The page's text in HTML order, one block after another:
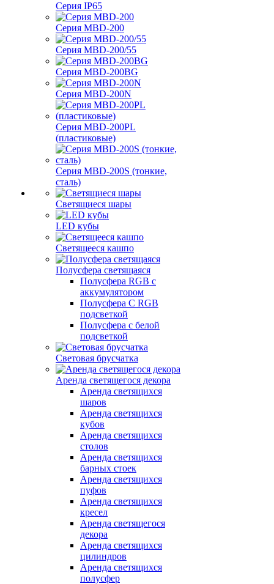
Серия IP65
Серия MBD-200
Серия MBD-200/55
Серия MBD-200BG
Серия MBD-200N
Серия MBD-200PL
(пластиковые)
Серия MBD-200S (тонкие,
сталь)
Светящиеся шары
LED кубы
Светящееся кашпо
Полусфера светящаяся
Полусфера RGB с
аккумулятором
Полусфера С RGB
подсветкой
Полусфера с белой
подсветкой
Световая брусчатка
Аренда светящегося декора
Аренда светящихся
шаров
Аренда светящихся
кубов
Аренда светящихся
столов
Аренда светящихся
барных стоек
Аренда светящихся
пуфов
Аренда светящихся
кресел
Аренда светящегося
декора
Аренда светящихся
цилиндров
Аренда светящихся
полусфер